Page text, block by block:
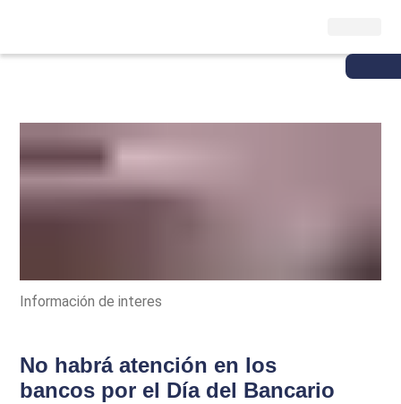
Información de interes
No habrá atención en los
bancos por el Día del Bancario